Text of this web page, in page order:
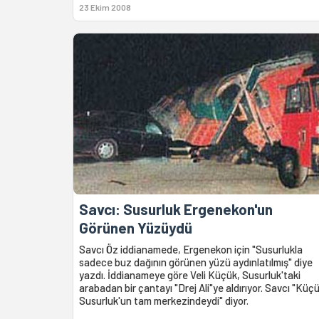
23 Ekim 2008
Savcı: Susurluk Ergenekon'un
Görünen Yüzüydü
Savcı Öz iddianamede, Ergenekon için "Susurlukla
sadece buz dağının görünen yüzü aydınlatılmış" diye
yazdı. İddianameye göre Veli Küçük, Susurluk'taki
arabadan bir çantayı "Drej Ali"ye aldırıyor. Savcı
Susurluk'un tam merkezindeydi" diyor.